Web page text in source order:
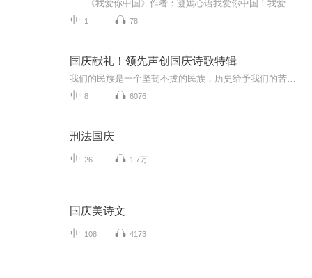
1 78
国庆献礼！领先声创国庆诗歌特辑
8 6076
刑法国庆
26 1.7万
国庆美诗文
108 4173